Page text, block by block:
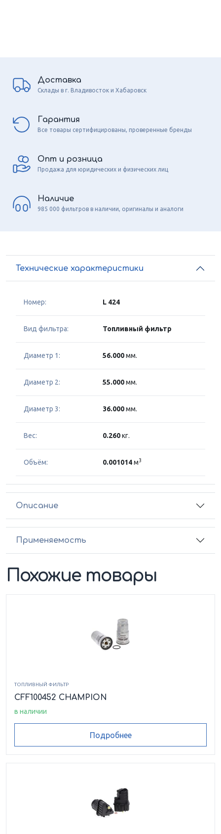
Доставка
Склады в г. Владивосток и Хабаровск
Гарантия
Все товары сертифицированы, проверенные бренды
Опт и розница
Продажа для юридических и физических лиц
Наличие
985 000 фильтров в наличии, оригиналы и аналоги
Технические характеристики
Номер: L 424
Вид фильтра: Топливный фильтр
Диаметр 1: 56.000мм.
Диаметр 2: 55.000мм.
Диаметр 3: 36.000мм.
Вес: 0.260кг.
Объём: 0.001014м3
Описание
Применяемость
Похожие товары
ТОПЛИВНЫЙ ФИЛЬТР
CFF100452 CHAMPION
в наличии
Подробнее